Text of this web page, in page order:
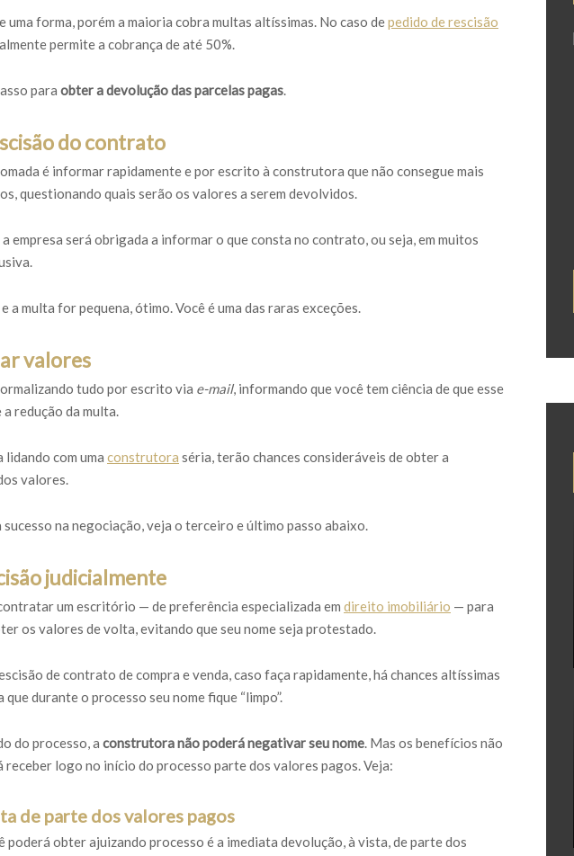
uma forma, porém a maioria cobra multas altíssimas. No caso depedido de rescisão
permite a cobrança de até 50%.
para obter a devolução das parcelas pagas.
do contrato
é informar rapidamente e por escrito à construtora que não consegue mais
questionando quais serão os valores a serem devolvidos.
empresa será obrigada a informar o que consta no contrato, ou seja, em muitos
a multa for pequena, ótimo. Você é uma das raras exceções.
valores
tudo por escrito via e-mail, informando que você tem ciência de que esse
redução da multa.
lidando com uma construtora séria, terão chances consideráveis de obter a
valores.
na negociação, veja o terceiro e último passo abaixo.
judicialmente
um escritório — de preferência especializada em direito imobiliário — para
os valores de volta, evitando que seu nome seja protestado.
de contrato de compra e venda, caso faça rapidamente, há chances altíssimas
durante o processo seu nome fique “limpo”.
do processo, a construtora não poderá negativar seu nome. Mas os benefícios não
receber logo no início do processo parte dos valores pagos. Veja:
de parte dos valores pagos
obter ajuizando processo é a imediata devolução, à vista, de parte dos